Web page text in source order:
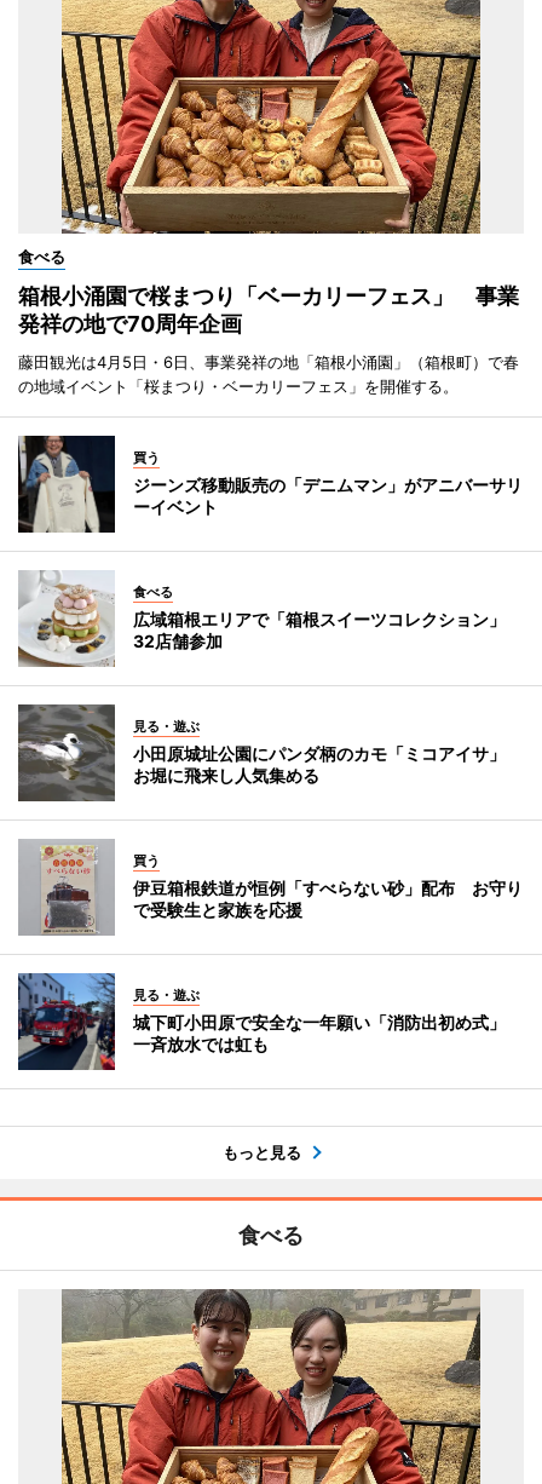
食べる
箱根小涌園で桜まつり「ベーカリーフェス」 事業
発祥の地で70周年企画
藤田観光は4月5日・6日、事業発祥の地「箱根小涌園」（箱根町）で春
の地域イベント「桜まつり・ベーカリーフェス」を開催する。
買う
ジーンズ移動販売の「デニムマン」がアニバーサリ
ーイベント
食べる
広域箱根エリアで「箱根スイーツコレクション」
32店舗参加
見る・遊ぶ
小田原城址公園にパンダ柄のカモ「ミコアイサ」
お堀に飛来し人気集める
買う
伊豆箱根鉄道が恒例「すべらない砂」配布 お守り
で受験生と家族を応援
見る・遊ぶ
城下町小田原で安全な一年願い「消防出初め式」
一斉放水では虹も
もっと見る
食べる